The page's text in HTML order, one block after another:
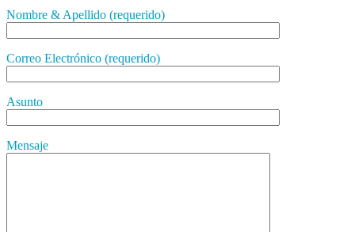
Nombre & Apellido (requerido)
Correo Electrónico (requerido)
Asunto
Mensaje